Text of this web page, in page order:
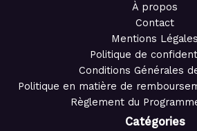
À propos
Contact
Mentions Légales
Politique de
Conditions Générales
Politique en matière de
Règlement du
Catégories